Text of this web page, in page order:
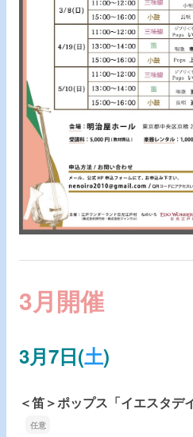
3月開催
3月7日(土)
＜笛＞ポップス「イエスタ